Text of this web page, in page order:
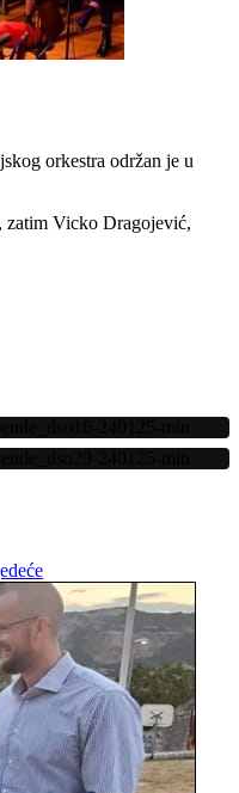
orkestra održan je u
zatim Vicko Dragojević,